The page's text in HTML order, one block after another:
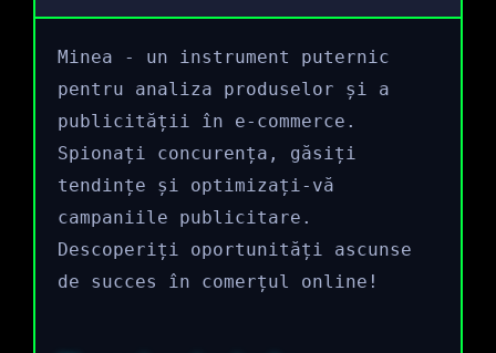
Minea - un instrument puternic
pentru analiza produselor și a
publicității în e-commerce.
Spionați concurența, găsiți
tendințe și optimizați-vă
campaniile publicitare.
Descoperiți oportunități ascunse
de succes în comerțul online!